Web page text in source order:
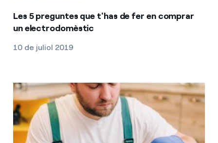
Les 5 preguntes que t'has de fer en comprar
un electrodomèstic
10 de juliol 2019